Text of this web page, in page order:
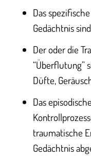
Das
Gedächtnis
Der oder die
“Überflutung”
Düfte,
Das
traumatische
Gedächtnis